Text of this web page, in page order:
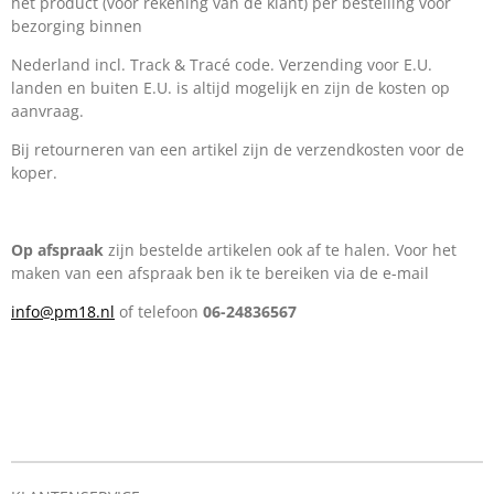
bezorging binnen
Nederland incl. Track & Tracé code. Verzending voor E.U.
landen en buiten E.U. is altijd mogelijk en zijn de kosten op
aanvraag.
Bij retourneren van een artikel zijn de verzendkosten voor de
koper.
Op afspraak zijn bestelde artikelen ook af te halen. Voor het
maken van een afspraak ben ik te bereiken via de e-mail
info@pm18.nl of telefoon 06-24836567